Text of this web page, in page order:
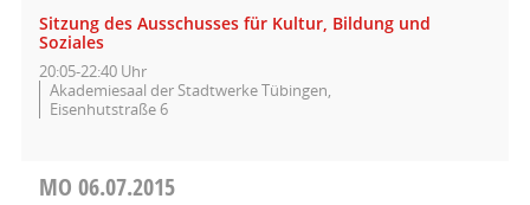
Sitzung des Ausschusses für Kultur, Bildung und
Soziales
20:05-22:40 Uhr
Akademiesaal der Stadtwerke Tübingen,
Eisenhutstraße 6
MO 06.07.2015